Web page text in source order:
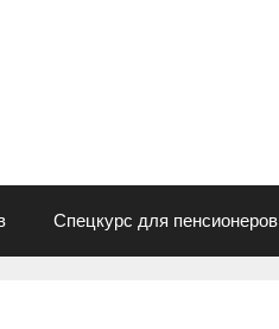
Спецкурс для пенсионеров